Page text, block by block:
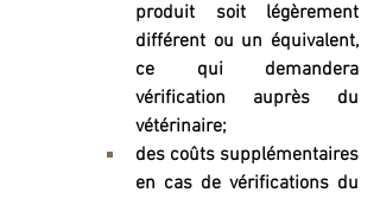
produit soit légèrement
différent ou un équivalent,
ce qui demandera
vérification auprès du
vétérinaire;
des coûts supplémentaires
en cas de vérifications du